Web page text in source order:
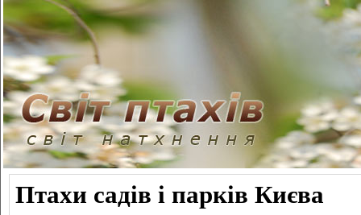
Птахи садів і парків Києва